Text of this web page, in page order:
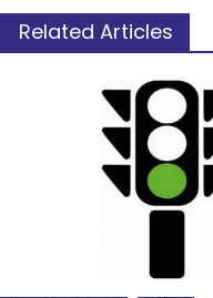
Related Articles